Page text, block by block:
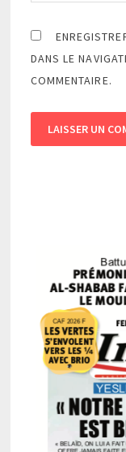
DANS LE
COMMENTAIRE.